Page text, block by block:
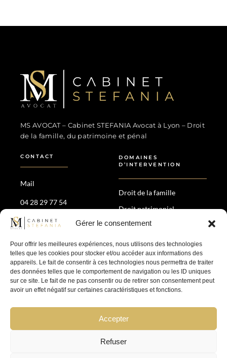
Gérer le consentement
Pour offrir les meilleures expériences, nous utilisons des technologies
telles que les cookies pour stocker et/ou accéder aux informations des
appareils. Le fait de consentir à ces technologies nous permettra de traiter
des données telles que le comportement de navigation ou les ID uniques
sur ce site. Le fait de ne pas consentir ou de retirer son consentement peut
avoir un effet négatif sur certaines caractéristiques et fonctions.
Accepter
Refuser
MS AVOCAT – Cabinet STEFANIA Avocat à Lyon – Droit
de la famille, du patrimoine et pénal
CONTACT
Mail
04 28 29 77 54
35 Av. Maréchal de Saxe,
69006 Lyon
DOMAINES
D’INTERVENTION
Droit de la famille
Droit patrimonial
Divorce amiable &
Droit pénal
SUIVEZ-NOUS